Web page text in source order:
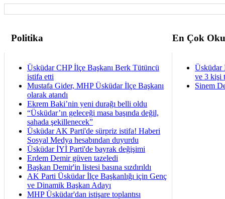
Politika En Çok
Üsküdar CHP İlçe Başkanı Berk Tütüncü
istifa etti
Mustafa Gider, MHP Üsküdar İlçe Başkanı
olarak atandı
Ekrem Baki’nin yeni durağı belli oldu
“Üsküdar’ın geleceği masa başında değil,
sahada şekillenecek”
Üsküdar AK Parti'de sürpriz istifa! Haberi
Sosyal Medya hesabından duyurdu
Üsküdar İYİ Parti'de bayrak değişimi
Erdem Demir güven tazeledi
Başkan Demir'in listesi basına sızdırıldı
AK Parti Üsküdar İlçe Başkanlığı için Genç
ve Dinamik Başkan Adayı
MHP Üsküdar'dan istişare toplantısı
Üsküdar
ve 3 kişi
Sinem